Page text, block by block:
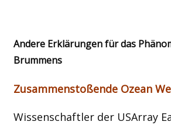
Andere Erklärungen für das
Brummens
Zusammenstoßende Ozean
Wissenschaftler der USArray